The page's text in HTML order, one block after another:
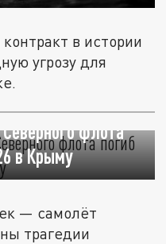
в истории
угрозу для
флота
в Крыму
— самолёт
трагедии